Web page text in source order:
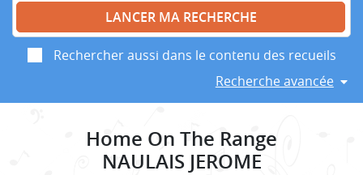
Rechercher aussi dans le contenu des recueils
Recherche avancée
Home On The Range
NAULAIS JEROME